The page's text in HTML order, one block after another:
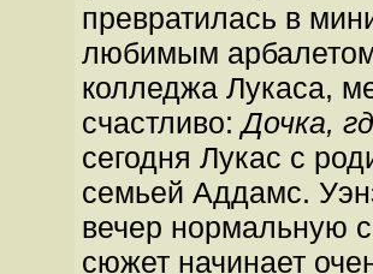
превратилась в
любимым
колледжа Лукаса,
счастливо:Дочка,
сегодня Лукас с
семьей Аддамс.
вечер нормальную
сюжет начинает